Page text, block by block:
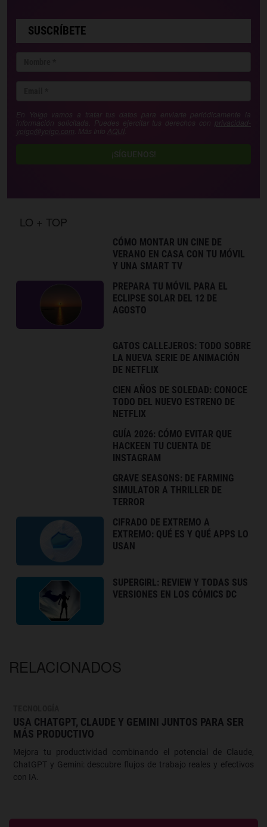
SUSCRÍBETE
En Yoigo vamos a tratar tus datos para enviarte periódicamente la
información solicitada. Puedes ejercitar tus derechos con privacidad-
yoigo@yoigo.com . Más Info AQUÍ
¡SÍGUENOS!
LO + TOP
CÓMO MONTAR UN CINE DE
VERANO EN CASA CON TU MÓVIL
Y UNA SMART TV
PREPARA TU MÓVIL PARA EL
ECLIPSE SOLAR DEL 12 DE
AGOSTO
GATOS CALLEJEROS: TODO SOBRE
LA NUEVA SERIE DE ANIMACIÓN
DE NETFLIX
CIEN AÑOS DE SOLEDAD: CONOCE
TODO DEL NUEVO ESTRENO DE
NETFLIX
GUÍA 2026: CÓMO EVITAR QUE
HACKEEN TU CUENTA DE
INSTAGRAM
GRAVE SEASONS: DE FARMING
SIMULATOR A THRILLER DE
TERROR
CIFRADO DE EXTREMO A
EXTREMO: QUÉ ES Y QUÉ APPS LO
USAN
SUPERGIRL: REVIEW Y TODAS SUS
VERSIONES EN LOS CÓMICS DC
RELACIONADOS
USA CHATGPT, CLAUDE Y GEMINI JUNTOS PARA SER
MÁS PRODUCTIVO
Mejora tu productividad combinando el potencial de Claude,
ChatGPT y Gemini: descubre flujos de trabajo reales y efectivos
con IA.